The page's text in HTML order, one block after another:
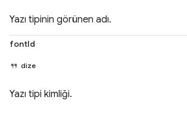
Yazı tipinin görünen adı.
fontId
dize
Yazı tipi kimliği.